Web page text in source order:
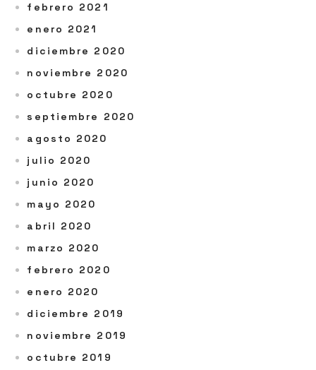
febrero 2021
enero 2021
diciembre 2020
noviembre 2020
octubre 2020
septiembre 2020
agosto 2020
julio 2020
junio 2020
mayo 2020
abril 2020
marzo 2020
febrero 2020
enero 2020
diciembre 2019
noviembre 2019
octubre 2019